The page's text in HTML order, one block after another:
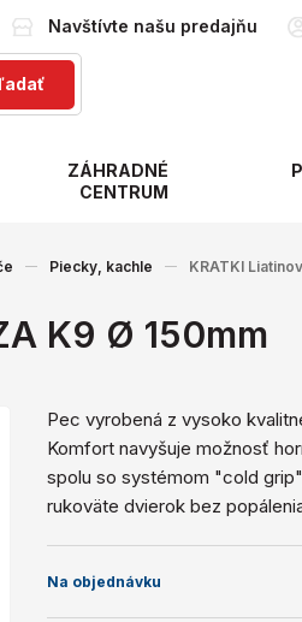
Navštívte našu predajňu
ZÁHRADNÉ
CENTRUM
Piecky, kachle KRATKI
K9 Ø 150mm
Pec vyrobená z vysoko
Komfort navyšuje možnosť
spolu so systémom "cold
rukoväte dvierok bez
Na objednávku